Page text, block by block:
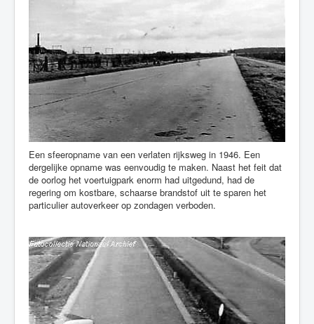
Een sfeeropname van een verlaten rijksweg in 1946. Een
dergelijke opname was eenvoudig te maken. Naast het feit dat
de oorlog het voertuigpark enorm had uitgedund, had de
regering om kostbare, schaarse brandstof uit te sparen het
particulier autoverkeer op zondagen verboden.